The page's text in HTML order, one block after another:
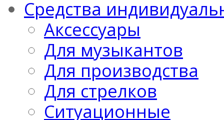
Средства
Аксессуары
Для музыкантов
Для производства
Для стрелков
Ситуационные